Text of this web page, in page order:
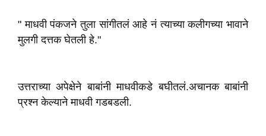
" माधवी पंकजने तुला सांगीतलं आहे नं त्याच्या कलीगच्या भावाने
मुलगी दत्तक घेतली हे."
उत्तराच्या अपेक्षेने बाबांनी माधवीकडे बघीतलं.अचानक बाबांनी
प्रश्न केल्याने माधवी गडबडली.